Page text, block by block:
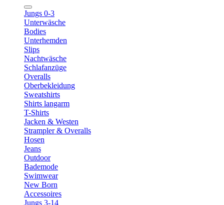
Jungs 0-3
Unterwäsche
Bodies
Unterhemden
Slips
Nachtwäsche
Schlafanzüge
Overalls
Oberbekleidung
Sweatshirts
Shirts langarm
T-Shirts
Jacken & Westen
Strampler & Overalls
Hosen
Jeans
Outdoor
Bademode
Swimwear
New Born
Accessoires
Jungs 3-14